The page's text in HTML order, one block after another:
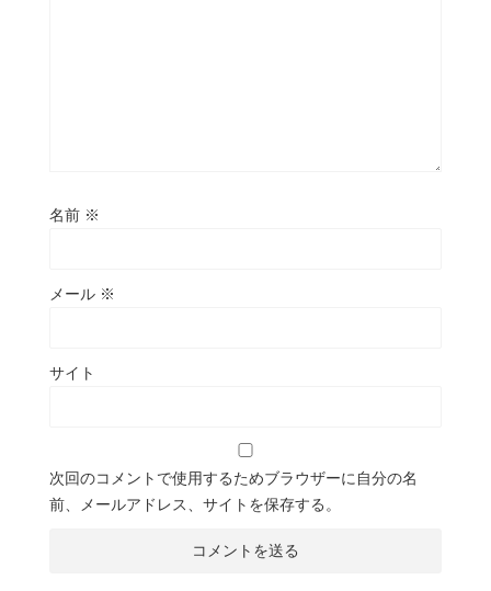
名前 ※
メール ※
サイト
次回のコメントで使用するためブラウザーに自分の名
前、メールアドレス、サイトを保存する。